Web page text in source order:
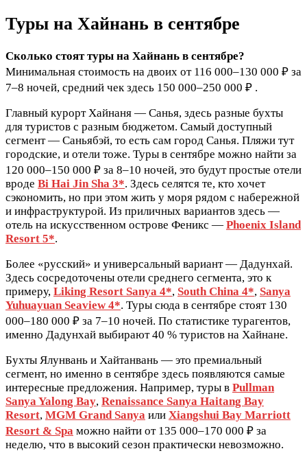
Туры на Хайнань в сентябре
Сколько стоят туры на Хайнань в сентябре?
Минимальная стоимость на двоих от 116 000–130 000 ₽ за
7–8 ночей, средний чек здесь 150 000–250 000 ₽ .
Главный курорт Хайнаня — Санья, здесь разные бухты
для туристов с разным бюджетом. Самый доступный
сегмент — Саньябэй, то есть сам город Санья. Пляжи тут
городские, и отели тоже. Туры в сентябре можно найти за
120 000–150 000 ₽ за 8–10 ночей, это будут простые отели
вроде Bi Hai Jin Sha 3*. Здесь селятся те, кто хочет
сэкономить, но при этом жить у моря рядом с набережной
и инфраструктурой. Из приличных вариантов здесь —
отель на искусственном острове Феникс — Phoenix Island
Resort 5*.
Более «русский» и универсальный вариант — Дадунхай.
Здесь сосредоточены отели среднего сегмента, это к
примеру, Liking Resort Sanya 4*, South China 4*, Sanya
Yuhuayuan Seaview 4*. Туры сюда в сентябре стоят 130
000–180 000 ₽ за 7–10 ночей. По статистике турагентов,
именно Дадунхай выбирают 40 % туристов на Хайнане.
Бухты Ялунвань и Хайтанвань — это премиальный
сегмент, но именно в сентябре здесь появляются самые
интересные предложения. Например, туры в Pullman
Sanya Yalong Bay, Renaissance Sanya Haitang Bay
Resort, MGM Grand Sanya или Xiangshui Bay Marriott
Resort & Spa можно найти от 135 000–170 000 ₽ за
неделю, что в высокий сезон практически невозможно.